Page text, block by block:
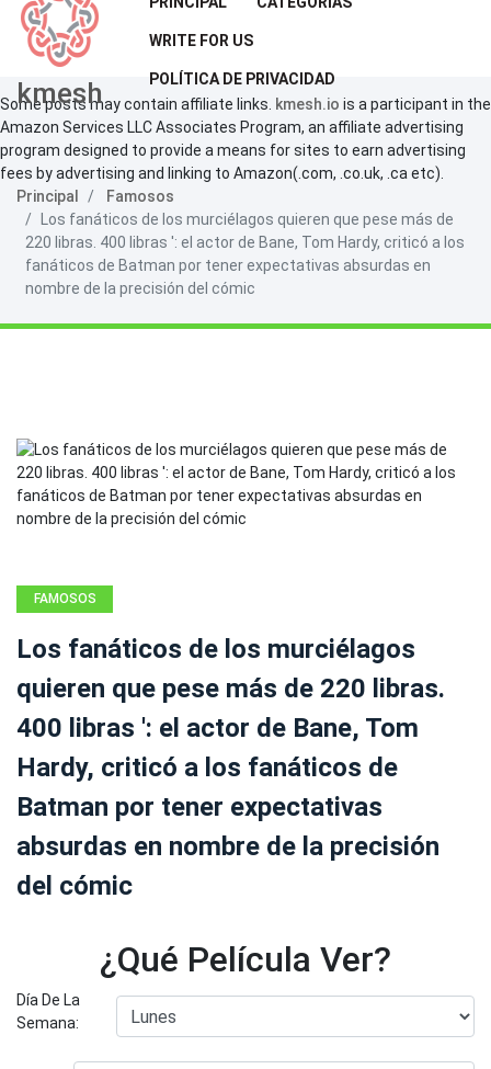
kmesh
WRITE FOR US
POLÍTICA DE PRIVACIDAD
Some posts may contain affiliate links. kmesh.io is a participant in the
Amazon Services LLC Associates Program, an affiliate advertising
program designed to provide a means for sites to earn advertising
fees by advertising and linking to Amazon(.com, .co.uk, .ca etc).
Principal
Famosos
Los fanáticos de los murciélagos quieren que pese más de
220 libras. 400 libras ': el actor de Bane, Tom Hardy, criticó a los
fanáticos de Batman por tener expectativas absurdas en
nombre de la precisión del cómic
FAMOSOS
Los fanáticos de los murciélagos
quieren que pese más de 220 libras.
400 libras ': el actor de Bane, Tom
Hardy, criticó a los fanáticos de
Batman por tener expectativas
absurdas en nombre de la precisión
del cómic
¿Qué Película Ver?
Día De La
Semana: